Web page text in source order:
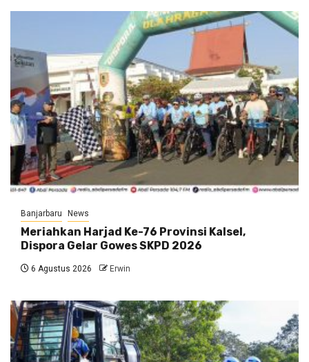
Banjarbaru News
Meriahkan Harjad Ke-76 Provinsi Kalsel,
Dispora Gelar Gowes SKPD 2026
6 Agustus 2026 Erwin